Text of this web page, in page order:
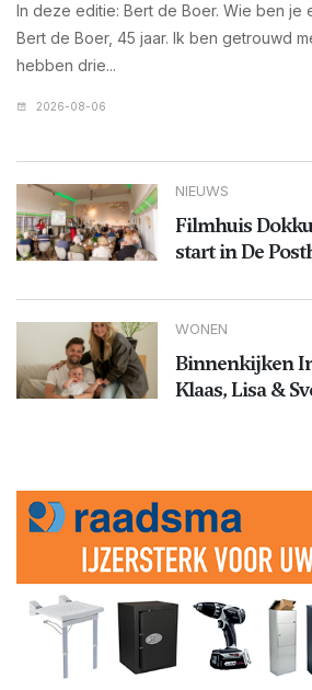
In deze editie: Bert de Boer. Wie ben je
Bert de Boer, 45 jaar. Ik ben getrouwd
hebben drie...
2026-08-06
NIEUWS
Filmhuis
start in De
WONEN
Binnenkijken
Klaas, Lisa &